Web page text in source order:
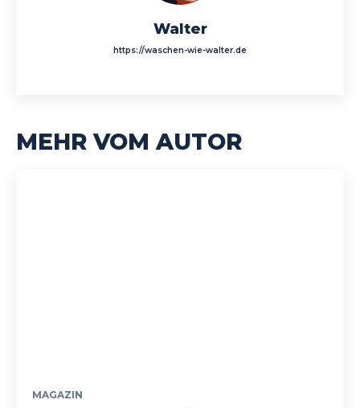
Walter
https://waschen-wie-walter.de
MEHR VOM AUTOR
MAGAZIN